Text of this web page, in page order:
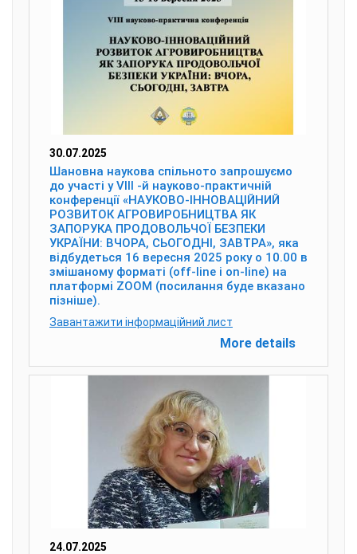
30.07.2025
Шановна наукова спільното запрошуємо
до участі у VІІІ -й науково-практичній
конференції «НАУКОВО-ІННОВАЦІЙНИЙ
РОЗВИТОК АГРОВИРОБНИЦТВА ЯК
ЗАПОРУКА ПРОДОВОЛЬЧОЇ БЕЗПЕКИ
УКРАЇНИ: ВЧОРА, СЬОГОДНІ, ЗАВТРА», яка
відбудеться 16 вересня 2025 року о 10.00 в
змішаному форматі (off-line і on-line) на
платформі ZOOM (посилання буде вказано
пізніше).
Завантажити інформаційний лист
More details
24.07.2025